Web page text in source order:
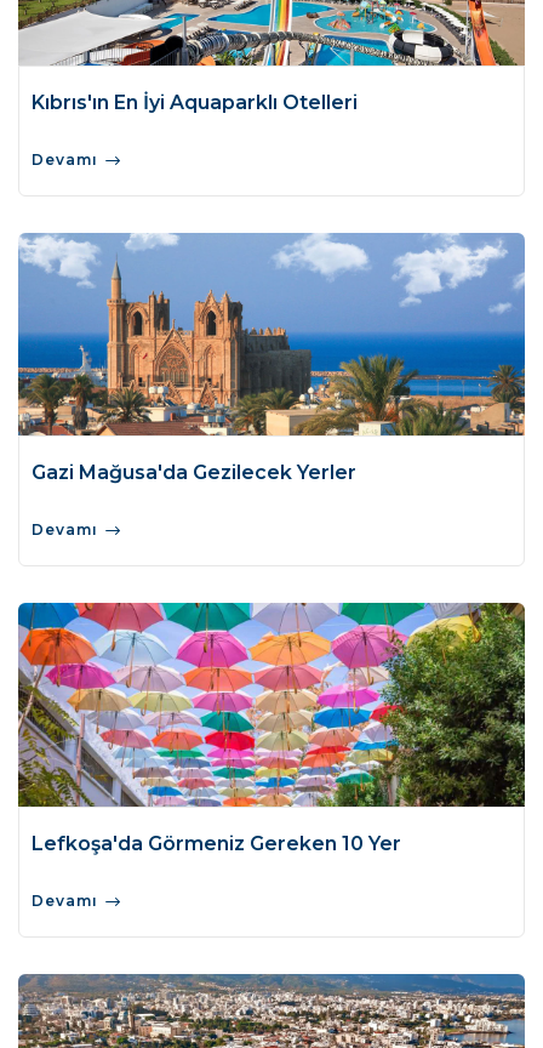
Kıbrıs'ın En İyi Aquaparklı Otelleri
Devamı
Gazi Mağusa'da Gezilecek Yerler
Devamı
Lefkoşa'da Görmeniz Gereken 10 Yer
Devamı